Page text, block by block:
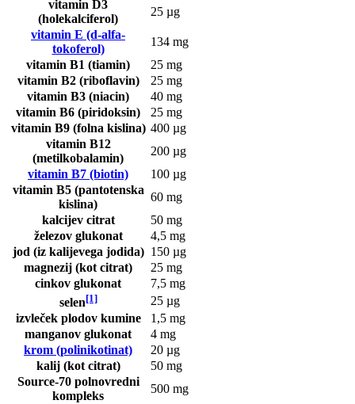
vitamin D3
(holekalciferol)
25 µg
vitamin E (d-alfa-
tokoferol)
134 mg
vitamin B1 (tiamin)
25 mg
vitamin B2 (riboflavin)
25 mg
vitamin B3 (niacin)
40 mg
vitamin B6 (piridoksin)
25 mg
vitamin B9 (folna kislina) 400 µg
vitamin B12
(metilkobalamin)
200 µg
vitamin B7 (biotin)
100 µg
vitamin B5 (pantotenska
kislina)
60 mg
kalcijev citrat
50 mg
železov glukonat
4,5 mg
jod (iz kalijevega jodida) 150 µg
magnezij (kot citrat)
25 mg
cinkov glukonat
7,5 mg
selen[1]
25 µg
izvleček plodov kumine
1,5 mg
manganov glukonat
4 mg
krom (polinikotinat)
20 µg
kalij (kot citrat)
50 mg
Source-70 polnovredni
kompleks
500 mg